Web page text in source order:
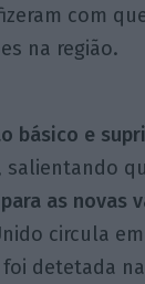
com
na região.
básico e
salientando
as novas
circula em
detetada